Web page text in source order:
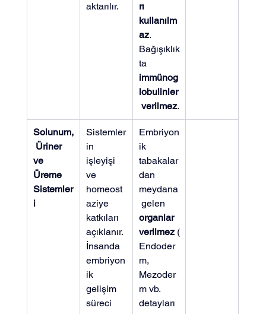
aktarılır.
rı
kullanılm
az.
Bağışıklık
ta
immünog
lobulinler
verilmez.
Solunum,
Üriner
ve
Üreme
Sistemler
i
Sistemler
in
işleyişi
ve
homeost
aziye
katkıları
açıklanır.
İnsanda
embriyon
ik
gelişim
süreci
Embriyon
ik
tabakalar
dan
meydana
gelen
organlar
verilmez (
Endoder
m,
Mezoder
m vb.
detayları